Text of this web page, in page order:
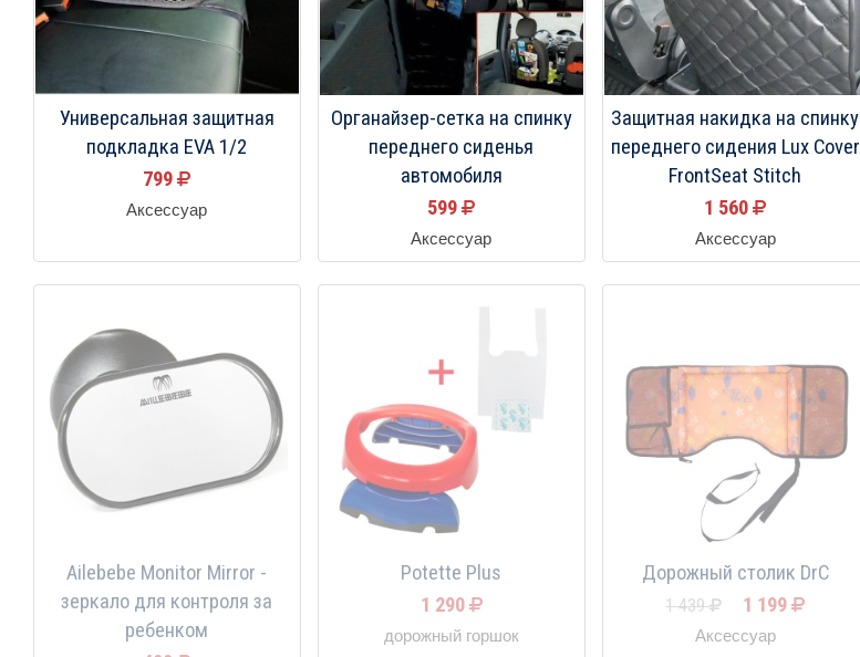
Универсальная защитная
подкладка EVA 1/2
799
Аксессуар
Органайзер-сетка на спинку
переднего сиденья
автомобиля
599
Аксессуар
Защитная накидка на спинку
переднего сидения Lux Cover
FrontSeat Stitch
1 560
Аксессуар
Ailebebe Monitor Mirror -
зеркало для контроля за
ребенком
Potette Plus
1 290
дорожный горшок
Дорожный столик DrC
1 439 1 199
Аксессуар